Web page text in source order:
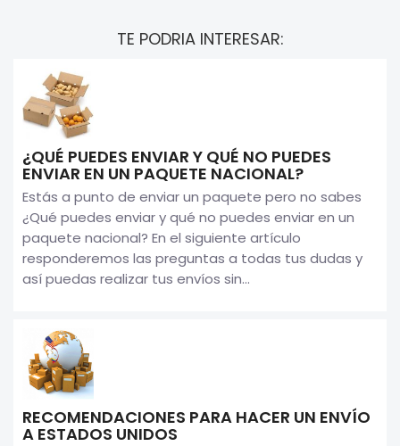
TE PODRIA INTERESAR:
¿QUÉ PUEDES ENVIAR Y QUÉ NO PUEDES
ENVIAR EN UN PAQUETE NACIONAL?
Estás a punto de enviar un paquete pero no sabes
¿Qué puedes enviar y qué no puedes enviar en un
paquete nacional? En el siguiente artículo
responderemos las preguntas a todas tus dudas y
así puedas realizar tus envíos sin...
RECOMENDACIONES PARA HACER UN ENVÍO
A ESTADOS UNIDOS